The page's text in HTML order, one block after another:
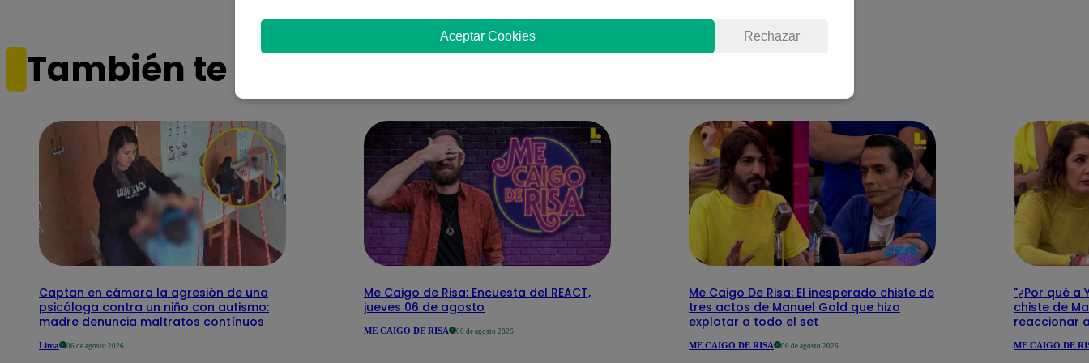
También te puede interesar
Captan en cámara la agresión de una
psicóloga contra un niño con autismo:
madre denuncia maltratos contínuos
Lima 06 de agosto 2026
Me Caigo de Risa: Encuesta del REACT,
jueves 06 de agosto
ME CAIGO DE RISA 06 de agosto 2026
Me Caigo De Risa: El inesperado chiste de
tres actos de Manuel Gold que hizo
explotar a todo el set
ME CAIGO DE RISA 06 de agosto 2026
"¿Por qué a
chiste de
reaccionar
ME CAIGO DE
Aceptar Cookies Rechazar